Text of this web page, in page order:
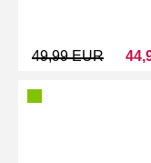
49,99 EUR